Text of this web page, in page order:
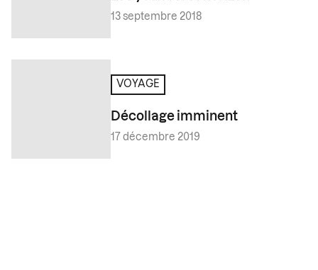
13 septembre 2018
VOYAGE
Décollage imminent
17 décembre 2019